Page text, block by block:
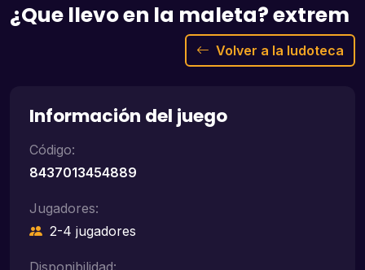
¿Que llevo en la maleta? extrem
Volver a la ludoteca
Información del juego
Código:
8437013454889
Jugadores:
2-4 jugadores
Disponibilidad: